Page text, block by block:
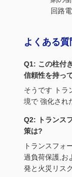
回路
よくある質
Q1: この柱付
信頼性を持っ
そうです トラ
境で 強化され
Q2: トランス
策は?
トランスフォ
過負荷保護,お
発と火災リス